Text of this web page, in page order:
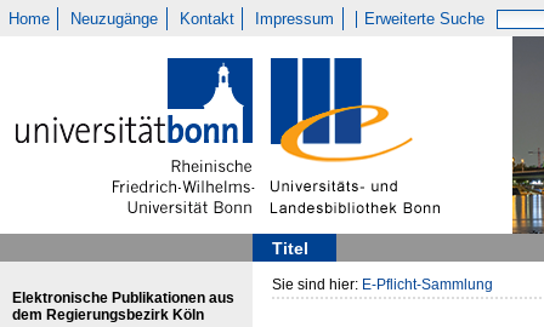
Home Neuzugänge Kontakt Impressum Erweiterte Suche
Titel
Elektronische Publikationen aus
dem Regierungsbezirk Köln
Sie sind hier: E-Pflicht-Sammlung